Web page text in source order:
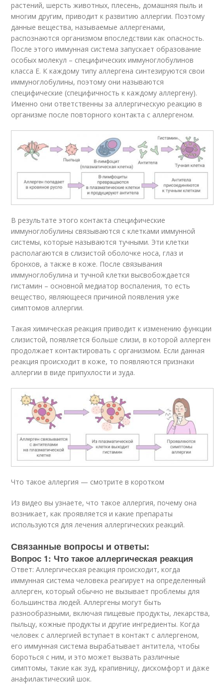
растений, шерсть животных, плесень, домашняя пыль и
многим другим, приводит к развитию аллергии. Поэтому
данные вещества, называемые аллергенами,
распознаются организмом впоследствии как опасность.
После этого иммунная система запускает образование
особых молекул – специфических иммуноглобулинов
класса Е. К каждому типу аллергена синтезируются свои
иммуноглобулины, поэтому они называются
специфические (специфичность к каждому аллергену).
Именно они ответственны за аллергическую реакцию в
организме после повторного контакта с аллергеном.
В результате этого контакта специфические
иммуноглобулины связываются с клетками иммунной
системы, которые называются тучными. Эти клетки
располагаются в слизистой оболочке носа, глаз и
бронхов, а также в коже. После связывания
иммуноглобулина и тучной клетки высвобождается
гистамин – основной медиатор воспаления, то есть
вещество, являющееся причиной появления уже
симптомов аллергии.
Такая химическая реакция приводит к изменению функции
слизистой, появляется больше слизи, в которой аллерген
продолжает контактировать с организмом. Если данная
реакция происходит в коже, то появляются признаки
аллергии в виде припухлости и зуда.
Что такое аллергия — смотрите в коротком
Из видео вы узнаете, что такое аллергия, почему она
возникает, как проявляется и какие препараты
используются для лечения аллергических реакций.
Связанные вопросы и ответы:
Вопрос 1: Что такое аллергическая реакция
Ответ: Аллергическая реакция происходит, когда
иммунная система человека реагирует на определенный
аллерген, который обычно не вызывает проблемы для
большинства людей. Аллергены могут быть
разнообразными, включая пищевые продукты, лекарства,
пыльцу, кожные продукты и другие ингредиенты. Когда
человек с аллергией вступает в контакт с аллергеном,
его иммунная система вырабатывает антитела, чтобы
бороться с ним, и это может вызвать различные
симптомы, такие как зуд, крапивницу, дискомфорт и даже
анафилактический шок.